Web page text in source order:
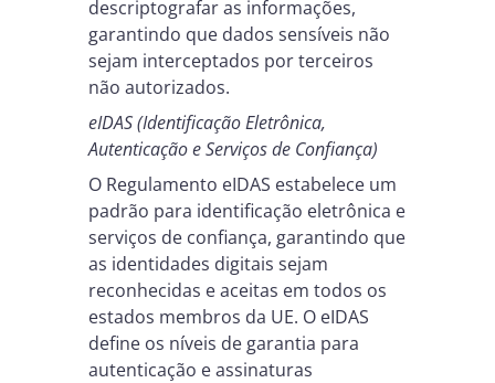
descriptografar as informações,
garantindo que dados sensíveis não
sejam interceptados por terceiros
não autorizados.
eIDAS (Identificação Eletrônica,
Autenticação e Serviços de Confiança)
O Regulamento eIDAS estabelece um
padrão para identificação eletrônica e
serviços de confiança, garantindo que
as identidades digitais sejam
reconhecidas e aceitas em todos os
estados membros da UE. O eIDAS
define os níveis de garantia para
autenticação e assinaturas